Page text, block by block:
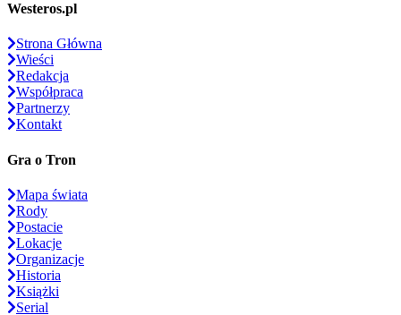
Westeros.pl
Strona Główna
Wieści
Redakcja
Współpraca
Partnerzy
Kontakt
Gra o Tron
Mapa świata
Rody
Postacie
Lokacje
Organizacje
Historia
Książki
Serial